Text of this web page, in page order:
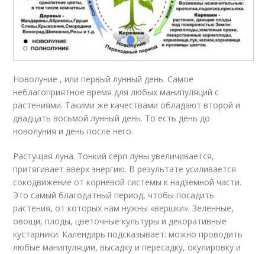
Новолуние , или первый лунный день. Самое
неблагоприятное время для любых манипуляций с
растениями. Такими же качествами обладают второй и
двадцать восьмой лунный день. То есть день до
новолуния и день после него.
Растущая луна. Тонкий серп луны увеличивается,
притягивает вверх энергию. В результате усиливается
сокодвижение от корневой системы к надземной части.
Это самый благодатный период, чтобы посадить
растения, от которых нам нужны «вершки». Зеленные,
овощи, плоды, цветочные культуры и декоративные
кустарники. Календарь подсказывает: можно проводить
любые манипуляции, высадку и пересадку, окулировку и